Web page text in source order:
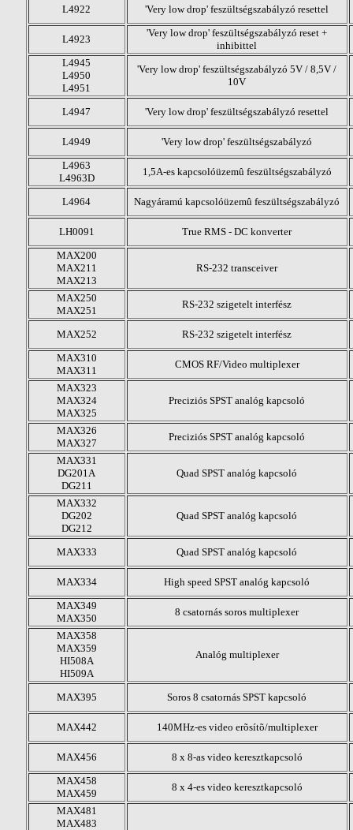
L4922 'Very low drop' feszültségszabályzó resettel
L4923
'Very low drop' feszültségszabályzó reset +
inhibittel
L4945
L4950
L4951
'Very low drop' feszültségszabályzó 5V / 8,5V /
10V
L4947 'Very low drop' feszültségszabályzó resettel
L4949
'Very low drop' feszültségszabályzó
L4963
L4963D
1,5A-es kapcsolóüzemû feszültségszabályzó
L4964 Nagyáramú kapcsolóüzemû feszültségszabályzó
LH0091
True RMS - DC konverter
MAX200
MAX211
MAX213
RS-232 transceiver
MAX250
MAX251
RS-232 szigetelt interfész
MAX252
RS-232 szigetelt interfész
MAX310
MAX311
CMOS RF/Video multiplexer
MAX323
MAX324
MAX325
Preciziós SPST analóg kapcsoló
MAX326
MAX327
Preciziós SPST analóg kapcsoló
MAX331
DG201A
DG211
Quad SPST analóg kapcsoló
MAX332
DG202
DG212
Quad SPST analóg kapcsoló
MAX333 Quad SPST analóg kapcsoló
MAX334
High speed SPST analóg kapcsoló
MAX349
MAX350
8 csatornás soros multiplexer
MAX358
MAX359
HI508A
HI509A
Analóg multiplexer
MAX395 Soros 8 csatornás SPST kapcsoló
MAX442 140MHz-es video erõsítõ/multiplexer
MAX456
8 x 8-as video keresztkapcsoló
MAX458
MAX459
8 x 4-es video keresztkapcsoló
MAX481
MAX483